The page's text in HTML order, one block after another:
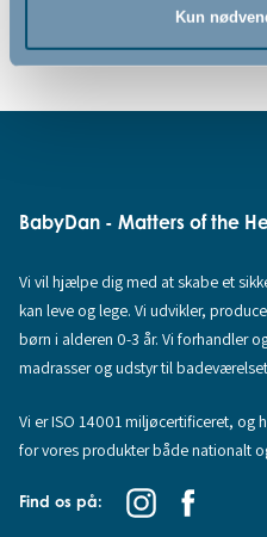
Kun
BabyDan - Matters of the
Vi vil hjælpe dig med at skabe et
kan leve og lege. Vi udvikler,
børn i alderen 0-3 år. Vi forhandler
madrasser og udstyr til
Vi er ISO 14001 miljøcertificeret, og
for vores produkter både nationalt
Find os på: